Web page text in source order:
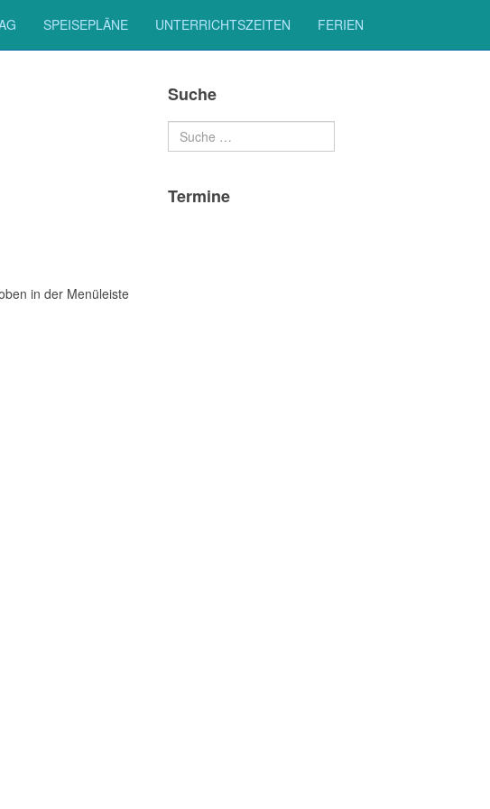
SPEISEPLÄNE UNTERRICHTSZEITEN FERIEN
in der Menüleiste
Suche
Suchen
Termine